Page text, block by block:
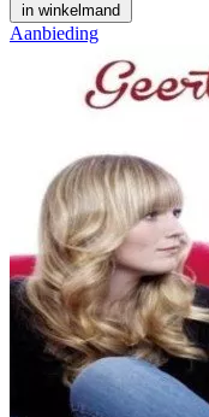
in winkelmand
Aanbieding